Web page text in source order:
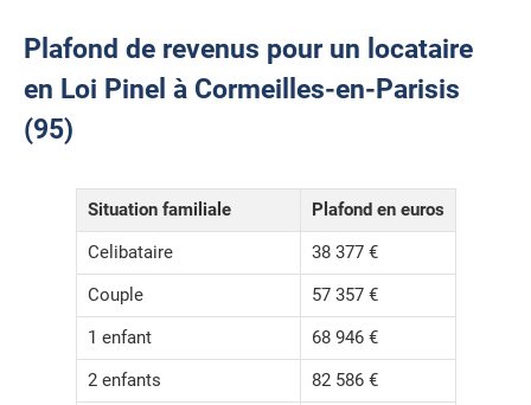
Plafond de revenus pour un locataire
en Loi Pinel à Cormeilles-en-Parisis
(95)
Situation familiale
Plafond en euros
Celibataire
38 377 €
Couple
57 357 €
1 enfant
68 946 €
2 enfants
82 586 €